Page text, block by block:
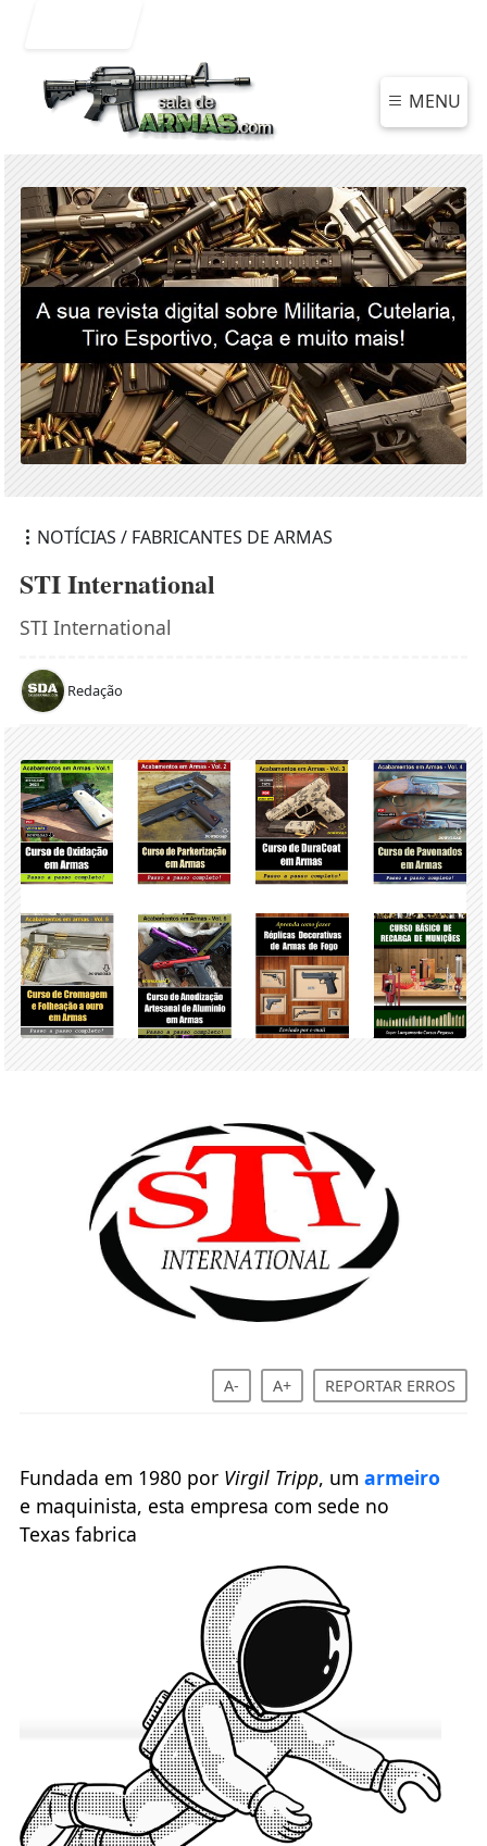
MENU
NOTÍCIAS / FABRICANTES DE ARMAS
STI International
STI International
Redação
A- A+ REPORTAR ERROS
Fundada em 1980 por Virgil Tripp, um armeiro
e maquinista, esta empresa com sede no
Texas fabrica